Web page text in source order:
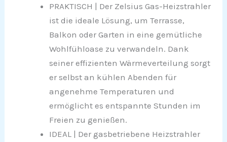
PRAKTISCH | Der Zelsius Gas-Heizstrahler
ist die ideale Lösung, um Terrasse,
Balkon oder Garten in eine gemütliche
Wohlfühloase zu verwandeln. Dank
seiner effizienten Wärmeverteilung sorgt
er selbst an kühlen Abenden für
angenehme Temperaturen und
ermöglicht es entspannte Stunden im
Freien zu genießen.
IDEAL | Der gasbetriebene Heizstrahler